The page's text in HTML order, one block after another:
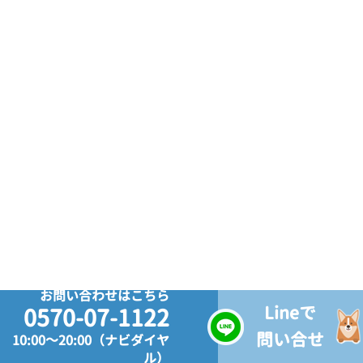
お問い合わせはこちら
0570-07-1122
10:00～20:00（ナビダイヤ
ル）
Lineで
問い合せ